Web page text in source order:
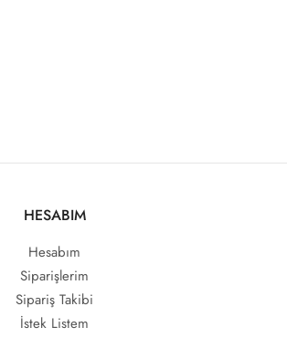
HESABIM
Hesabım
Siparişlerim
Sipariş Takibi
İstek Listem